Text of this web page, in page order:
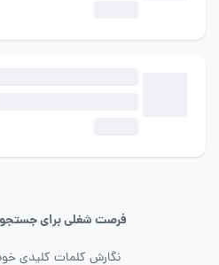
فرصت شغلی برای
نگارش کلمات کلیدی